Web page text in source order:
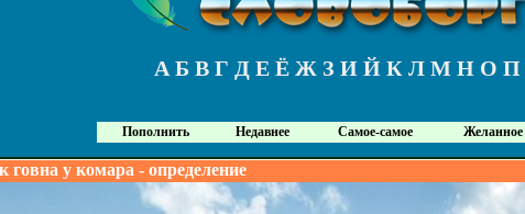
А Б В Г Д Е Ё Ж З И Й К Л М Н О П
Пополнить Недавнее Самое-самое Желанное
говна у комара - определение